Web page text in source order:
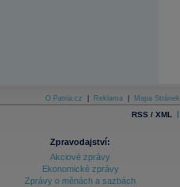
O Patria.cz Reklama Mapa Stránek
RSS / XML |
Zpravodajství:
Akciové zprávy
Ekonomické zprávy
Zprávy o měnách a sazbách